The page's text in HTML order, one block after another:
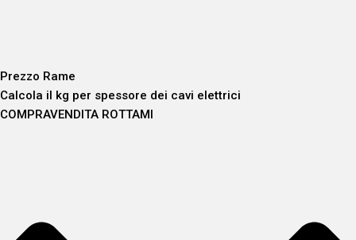
Prezzo Rame
Calcola il kg per spessore dei cavi elettrici
COMPRAVENDITA ROTTAMI